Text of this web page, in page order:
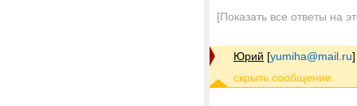
[Показать все ответы на
Юрий [yumiha@mail.ru]